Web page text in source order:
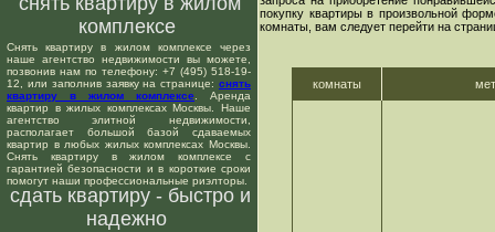
комплексе
Снять квартиру в жилом комплексе через
наше агентство недвижимости вы можете,
позвонив нам по телефону: +7 (495) 518-19-
12, или заполнив заявку на странице: снять
квартиру в жилом комплексе . Аренда
квартир в жилых комплексах Москвы. Наше
агентство элитной недвижимости,
располагает большой базой сдаваемых
квартир в любых жилых комплексах Москвы.
Снять квартиру в жилом комплексе с
гарантией безопасности и в короткие сроки
помогут наши профессиональные риэлторы.
сдать квартиру - быстро и
надежно
покупку квартиры в произвольной
комнаты, вам следует перейти на
комнаты